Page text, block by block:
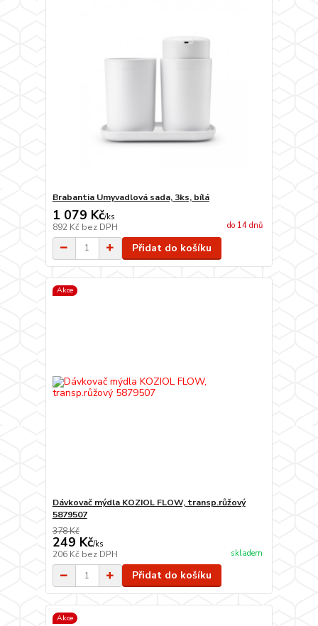
Brabantia Umyvadlová sada, 3ks, bílá
1 079 Kč/ks
892 Kč bez DPH do 14 dnů
Přidat do košíku
Akce
Dávkovač mýdla KOZIOL FLOW, transp.růžový
5879507
378 Kč
249 Kč/ks
206 Kč bez DPH skladem
Přidat do košíku
Akce